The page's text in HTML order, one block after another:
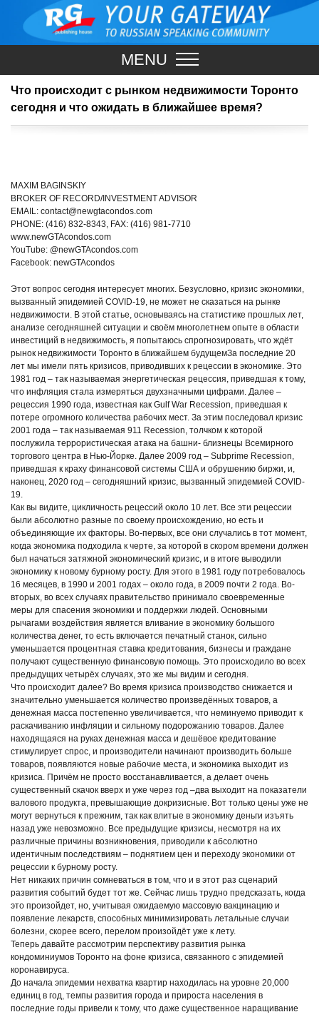
MENU
Что происходит с рынком недвижимости Торонто
сегодня и что ожидать в ближайшее время?
MAXIM BAGINSKIY
BROKER OF RECORD/INVESTMENT ADVISOR
EMAIL: contact@newgtacondos.com
PHONE: (416) 832-8343, FAX: (416) 981-7710
www.newGTAcondos.com
YouTube: @newGTAcondos.com
Facebook: newGTAcondos
Этот вопрос сегодня интересует многих. Безусловно, кризис экономики,
вызванный эпидемией COVID-19, не может не сказаться на рынке
недвижимости. В этой статье, основываясь на статистике прошлых лет,
анализе сегодняшней ситуации и своём многолетнем опыте в области
инвестиций в недвижимость, я попытаюсь спрогнозировать, что ждёт
рынок недвижимости Торонто в ближайшем будущемЗа последние 20
лет мы имели пять кризисов, приводивших к рецессии в экономике. Это
1981 год – так называемая энергетическая рецессия, приведшая к тому,
что инфляция стала измеряться двухзначными цифрами. Далее –
рецессия 1990 года, известная как Gulf War Recession, приведшая к
потере огромного количества рабочих мест. За этим последовал кризис
2001 года – так называемая 911 Recession, толчком к которой
послужила террористическая атака на башни- близнецы Всемирного
торгового центра в Нью-Йорке. Далее 2009 год – Subprime Recession,
приведшая к краху финансовой системы США и обрушению биржи, и,
наконец, 2020 год – сегодняшний кризис, вызванный эпидемией COVID-
19.
Как вы видите, цикличность рецессий около 10 лет. Все эти рецессии
были абсолютно разные по своему происхождению, но есть и
объединяющие их факторы. Во-первых, все они случались в тот момент,
когда экономика подходила к черте, за которой в скором времени должен
был начаться затяжной экономический кризис, и в итоге выводили
экономику к новому бурному росту. Для этого в 1981 году потребовалось
16 месяцев, в 1990 и 2001 годах – около года, в 2009 почти 2 года. Во-
вторых, во всех случаях правительство принимало своевременные
меры для спасения экономики и поддержки людей. Основными
рычагами воздействия является вливание в экономику большого
количества денег, то есть включается печатный станок, сильно
уменьшается процентная ставка кредитования, бизнесы и граждане
получают существенную финансовую помощь. Это происходило во всех
предыдущих четырёх случаях, это же мы видим и сегодня.
Что происходит далее? Во время кризиса производство снижается и
значительно уменьшается количество произведённых товаров, а
денежная масса постепенно увеличивается, что неминуемо приводит к
раскачиванию инфляции и сильному подорожанию товаров. Далее
находящаяся на руках денежная масса и дешёвое кредитование
стимулирует спрос, и производители начинают производить больше
товаров, появляются новые рабочие места, и экономика выходит из
кризиса. Причём не просто восстанавливается, а делает очень
существенный скачок вверх и уже через год –два выходит на показатели
валового продукта, превышающие докризисные. Вот только цены уже не
могут вернуться к прежним, так как влитые в экономику деньги изъять
назад уже невозможно. Все предыдущие кризисы, несмотря на их
различные причины возникновения, приводили к абсолютно
идентичным последствиям – поднятием цен и переходу экономики от
рецессии к бурному росту.
Нет никаких причин сомневаться в том, что и в этот раз сценарий
развития событий будет тот же. Сейчас лишь трудно предсказать, когда
это произойдет, но, учитывая ожидаемую массовую вакцинацию и
появление лекарств, способных минимизировать летальные случаи
болезни, скорее всего, перелом произойдёт уже к лету.
Теперь давайте рассмотрим перспективу развития рынка
кондоминиумов Торонто на фоне кризиса, связанного с эпидемией
коронавируса.
До начала эпидемии нехватка квартир находилась на уровне 20,000
единиц в год, темпы развития города и прироста населения в
последние годы привели к тому, что даже существенное наращивание